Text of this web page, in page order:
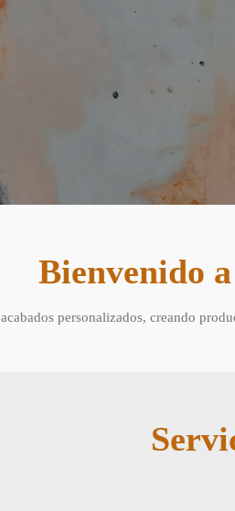
Bienvenido
personalizados, creando